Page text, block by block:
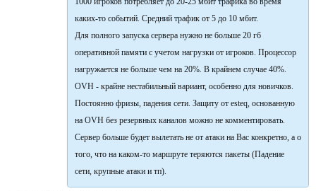
каких-то событий. Средний трафик от 5 до 10 мбит.
Для полного запуска сервера нужно не больше 20 гб
оперативной памяти с учетом нагрузки от игроков. Процессор
нагружается не больше чем на 20%. В крайнем случае 40%.
OVH - крайне нестабильный вариант, особенно для новичков.
Постоянно фризы, падения сети. Защиту от esteq, основанную
на OVH без резервных каналов можно не комментировать.
Сервер больше будет вылетать не от атаки на Вас конкретно, а о
того, что на каком-то маршруте теряются пакеты (Падение
сети, крупные атаки и тп).